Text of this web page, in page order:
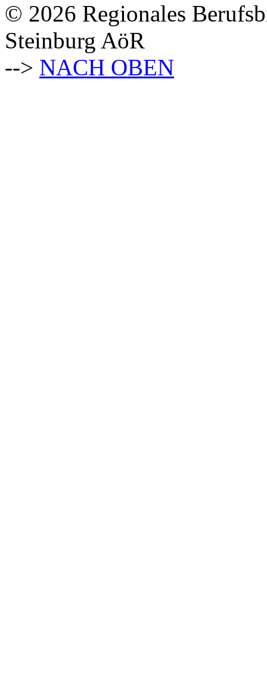
© 2026 Regionales
Steinburg AöR
--> NACH OBEN